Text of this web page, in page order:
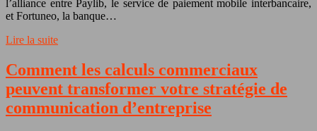
l’alliance entre Paylib, le service de paiement mobile interbancaire,
et Fortuneo, la banque…
Lire la suite
Comment les calculs commerciaux
peuvent transformer votre stratégie de
communication d’entreprise